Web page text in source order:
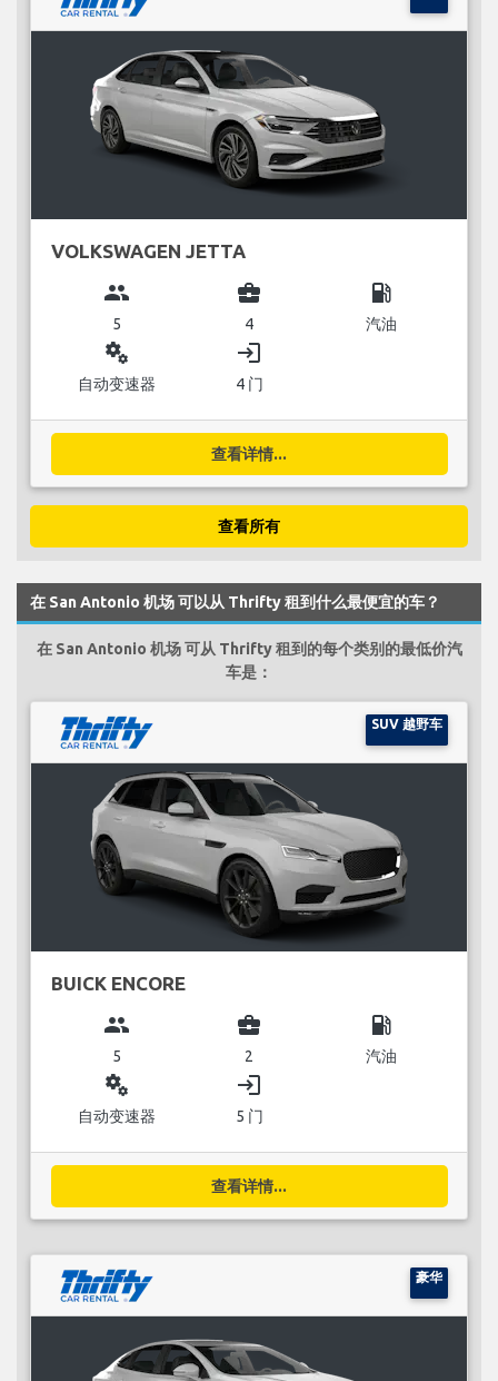
VOLKSWAGEN JETTA
group
5
business_center
4
local_gas_station
汽油
miscellaneous_services
自动变速器
login
4 门
查看详情...
查看所有
在 San Antonio 机场 可以从 Thrifty 租到什么最便宜的车？
在 San Antonio 机场 可从 Thrifty 租到的每个类别的最低价汽
车是：
SUV 越野车
BUICK ENCORE
group
5
business_center
2
local_gas_station
汽油
miscellaneous_services
自动变速器
login
5 门
查看详情...
豪华